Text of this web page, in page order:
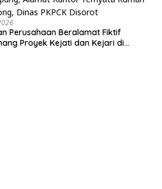
Perusahaan Beralamat Fiktif
Proyek Kejati dan Kejari di